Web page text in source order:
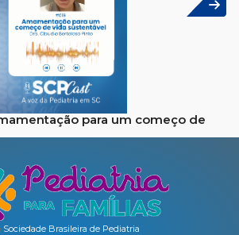
para um começo de
Sociedade Brasileira de Pediatria